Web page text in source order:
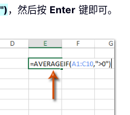
，然后按 Enter 键即可。